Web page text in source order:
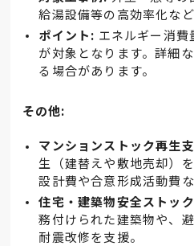
給湯設備等の高効率化など
ポイント: エネルギー消
が対象となります。詳細
る場合があります。
その他:
マンションストック再生
生（建替えや敷地売却）
設計費や合意形成活動費な
住宅・建築物安全ストッ
務付けられた建築物や、
耐震改修を支援。